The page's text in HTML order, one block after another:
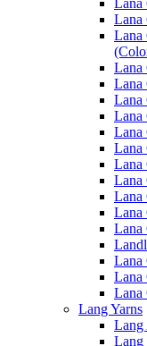
Lana
Lana
Lana
Lana
Lana
Lana
Lana
Lana
Lana
Lana
Lana
Lana
Lana
Lana
Lana
Lana
Lang Yarns
Lang
Lang